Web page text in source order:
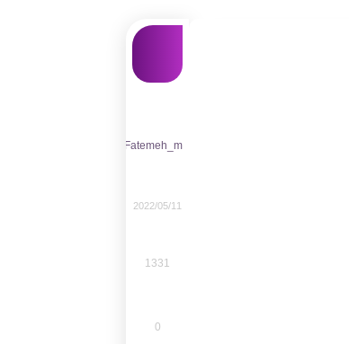
Fatemeh_m
2022/05/11
1331
0